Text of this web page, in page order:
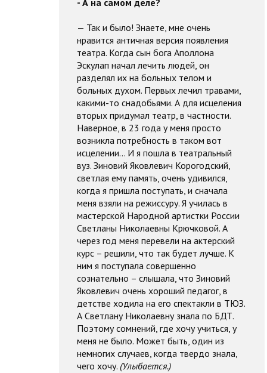
- А на самом деле?
— Так и было! Знаете, мне очень
нравится античная версия появления
театра. Когда сын бога Аполлона
Эскулап начал лечить людей, он
разделял их на больных телом и
больных духом. Первых лечил травами,
какими-то снадобьями. А для исцеления
вторых придумал театр, в частности.
Наверное, в 23 года у меня просто
возникла потребность в таком вот
исцелении… И я пошла в театральный
вуз. Зиновий Яковлевич Корогодский,
светлая ему память, очень удивился,
когда я пришла поступать, и сначала
меня взяли на режиссуру. Я училась в
мастерской Народной артистки России
Светланы Николаевны Крючковой. А
через год меня перевели на актерский
курс – решили, что так будет лучше. К
ним я поступала совершенно
сознательно – слышала, что Зиновий
Яковлевич очень хороший педагог, в
детстве ходила на его спектакли в ТЮЗ.
А Светлану Николаевну знала по БДТ.
Поэтому сомнений, где хочу учиться, у
меня не было. Может быть, один из
немногих случаев, когда твердо знала,
чего хочу. (Улыбается.)